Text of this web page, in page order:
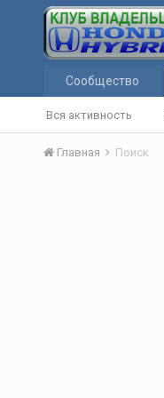
Сообщество
Вся активность
Главная Поиск